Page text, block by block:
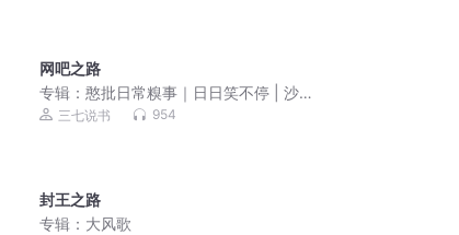
网吧之路
专辑：憨批日常糗事｜日日笑不停 | 沙
雕故事
三七说书 954
封王之路
专辑： 大风歌